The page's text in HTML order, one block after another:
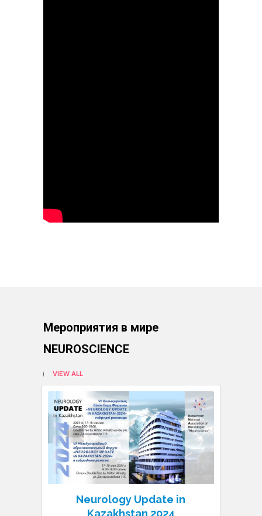
Мероприятия в мире
NEUROSCIENCE
VIEW ALL
Neurology Update in